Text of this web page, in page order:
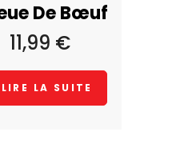
De Bœuf
11,99 €
LIRE LA SUITE